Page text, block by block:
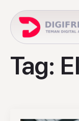
Tag: